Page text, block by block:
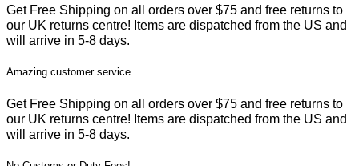
Get Free Shipping on all orders over $75 and free returns to
our UK returns centre! Items are dispatched from the US and
will arrive in 5-8 days.
Amazing customer service
Get Free Shipping on all orders over $75 and free returns to
our UK returns centre! Items are dispatched from the US and
will arrive in 5-8 days.